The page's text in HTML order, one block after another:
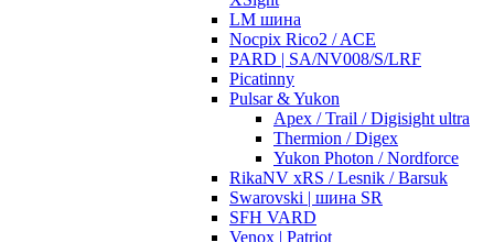
LM шина
Nocpix Rico2 / ACE
PARD | SA/NV008/S/LRF
Picatinny
Pulsar & Yukon
Apex / Trail / Digisight ultra
Thermion / Digex
Yukon Photon / Nordforce
RikaNV xRS / Lesnik / Barsuk
Swarovski | шина SR
SFH VARD
Venox | Patriot